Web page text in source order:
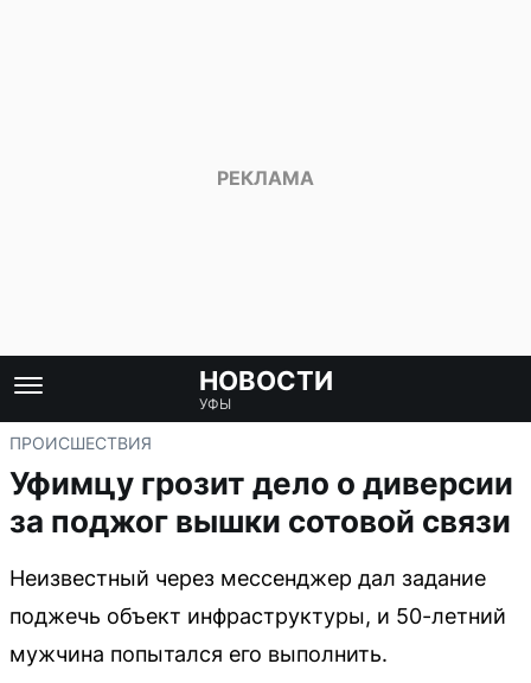
НОВОСТИ
УФЫ
ПРОИСШЕСТВИЯ
Уфимцу грозит дело о диверсии
за поджог вышки сотовой связи
Неизвестный через мессенджер дал задание
поджечь объект инфраструктуры, и 50-летний
мужчина попытался его выполнить.